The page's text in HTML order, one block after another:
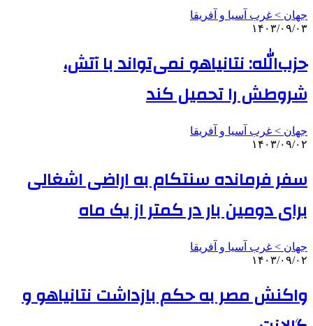
جهان > غرب آسیا و آفریقا
۱۴۰۳/۰۹/۰۳
حزب‌الله: نتانیاهو نمی‌تواند با آتش،
شروطش را تحمیل کند
جهان > غرب آسیا و آفریقا
۱۴۰۳/۰۹/۰۲
سفر فرمانده سنتکام به اراضی اشغالی
برای دومین بار در کمتر از یک ماه
جهان > غرب آسیا و آفریقا
۱۴۰۳/۰۹/۰۲
واکنش مصر به حکم بازداشت نتانیاهو و